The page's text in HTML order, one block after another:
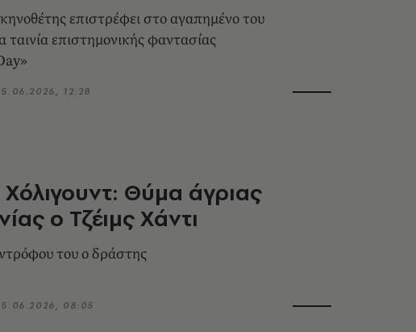
επιστρέφει στο αγαπημένο του
ταινία επιστημονικής φαντασίας
12:28
Θύμα άγριας
ο Τζέιμς Χάντι
του ο δράστης
08:05